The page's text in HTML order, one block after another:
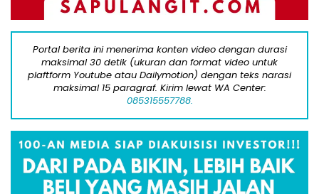
Portal berita ini menerima konten video dengan durasi
maksimal 30 detik (ukuran dan format video untuk
plaftform Youtube atau Dailymotion) dengan teks narasi
maksimal 15 paragraf. Kirim lewat WA Center:
085315557788.